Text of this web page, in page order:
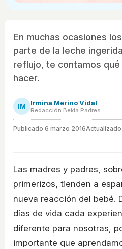
En muchas ocasiones
parte de la leche
reflujo, te contamos
hacer.
IM Irmina Merino Vidal
Redacción Bekia Padres
Publicado 6 marzo 2016
Las madres y padres,
primerizos, tienden a
nueva reacción del bebé.
días de vida cada
diferente para nosotras,
importante que